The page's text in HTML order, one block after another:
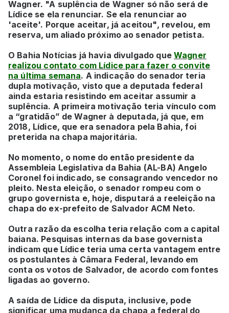
Wagner. "A suplência de Wagner só não será de
Lídice se ela renunciar. Se ela renunciar ao
'aceite'. Porque aceitar, já aceitou", revelou, em
reserva, um aliado próximo ao senador petista.
O Bahia Notícias já havia divulgado que Wagner
realizou contato com Lídice para fazer o convite
na última semana. A indicação do senador teria
dupla motivação, visto que a deputada federal
ainda estaria resistindo em aceitar assumir a
suplência. A primeira motivação teria vínculo com
a “gratidão” de Wagner à deputada, já que, em
2018, Lídice, que era senadora pela Bahia, foi
preterida na chapa majoritária.
No momento, o nome do então presidente da
Assembleia Legislativa da Bahia (AL-BA) Angelo
Coronel foi indicado, se consagrando vencedor no
pleito. Nesta eleição, o senador rompeu com o
grupo governista e, hoje, disputará a reeleição na
chapa do ex-prefeito de Salvador ACM Neto.
Outra razão da escolha teria relação com a capital
baiana. Pesquisas internas da base governista
indicam que Lídice teria uma certa vantagem entre
os postulantes à Câmara Federal, levando em
conta os votos de Salvador, de acordo com fontes
ligadas ao governo.
A saída de Lídice da disputa, inclusive, pode
significar uma mudança da chapa a federal do